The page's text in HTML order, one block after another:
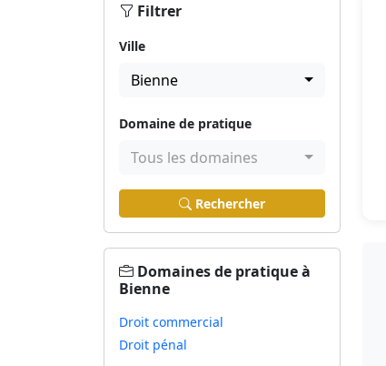
Filtrer
Ville
Bienne
Domaine de pratique
Tous les domaines
Rechercher
Domaines de pratique à
Bienne
Droit commercial
Droit pénal